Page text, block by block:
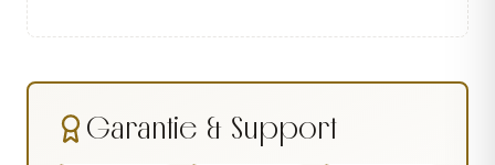
Garantie & Support